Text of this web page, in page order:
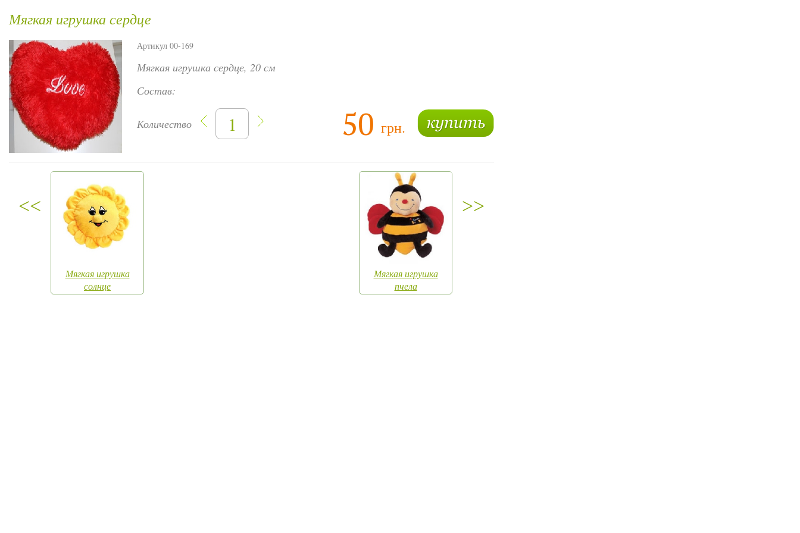
Мягкая игрушка сердце
Артикул 00-169
Мягкая игрушка сердце, 20 см
Состав:
Количество 50 грн.
<<
Мягкая игрушка
солнце
>>
Мягкая игрушка
пчела